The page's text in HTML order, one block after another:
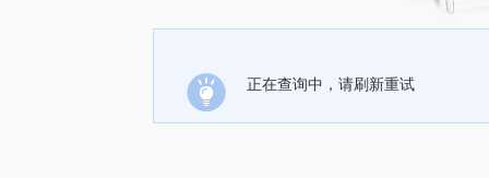
正在查询中，请刷新重试